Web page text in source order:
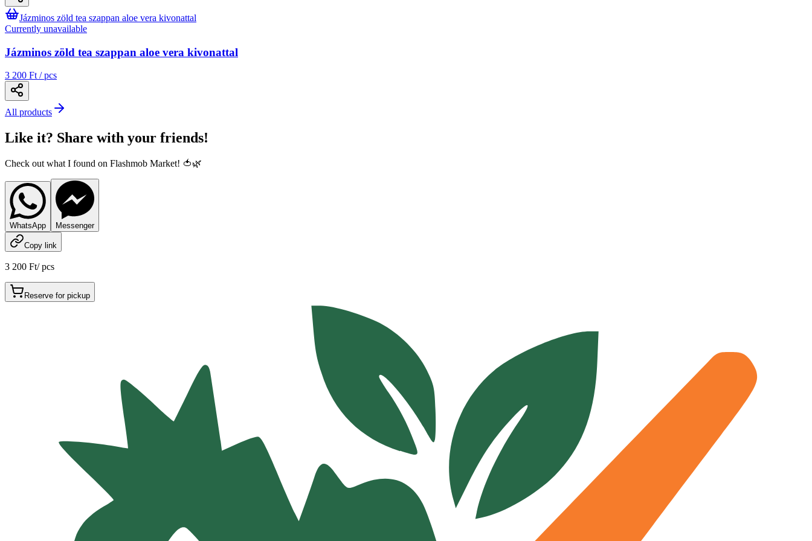
Jázminos zöld tea szappan aloe vera kivonattal
Currently unavailable
Jázminos zöld tea szappan aloe vera kivonattal
3 200 Ft / pcs
All products
Like it? Share with your friends!
Check out what I found on Flashmob Market! 🍅🌿
WhatsApp Messenger
Copy link
3 200 Ft/pcs
Reserve for pickup